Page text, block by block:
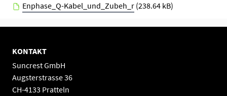
Enphase_Q-Kabel_und_Zubeh_r (238.64 kB)
KONTAKT
Suncrest GmbH
Augsterstrasse 36
CH-4133 Pratteln